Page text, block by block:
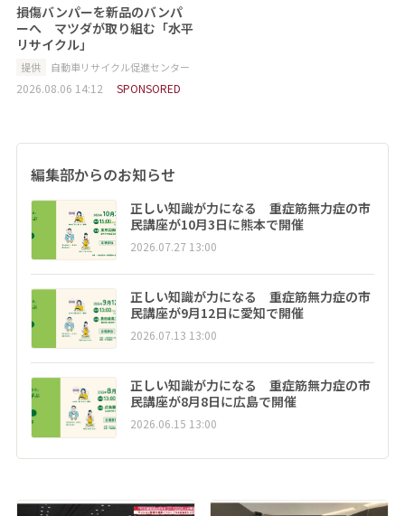
損傷バンパーを新品のバンパ
ーへ マツダが取り組む「水平
リサイクル」
提供 自動車リサイクル促進センター
2026.08.06 14:12 SPONSORED
編集部からのお知らせ
正しい知識が力になる 重症筋無力症の市
民講座が10月3日に熊本で開催
2026.07.27 13:00
正しい知識が力になる 重症筋無力症の市
民講座が9月12日に愛知で開催
2026.07.13 13:00
正しい知識が力になる 重症筋無力症の市
民講座が8月8日に広島で開催
2026.06.15 13:00